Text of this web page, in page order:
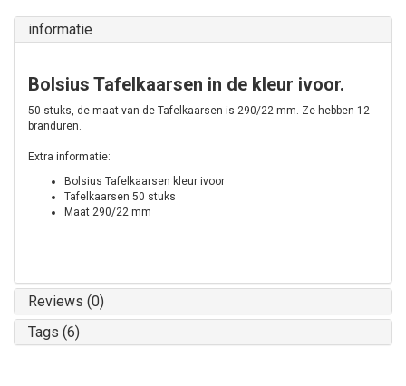
informatie
Bolsius Tafelkaarsen in de kleur ivoor.
50 stuks, de maat van de Tafelkaarsen is 290/22 mm. Ze hebben 12
branduren.
Extra informatie:
Bolsius Tafelkaarsen kleur ivoor
Tafelkaarsen 50 stuks
Maat 290/22 mm
Reviews (0)
Tags (6)